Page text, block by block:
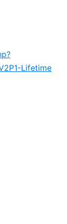
Lifetime